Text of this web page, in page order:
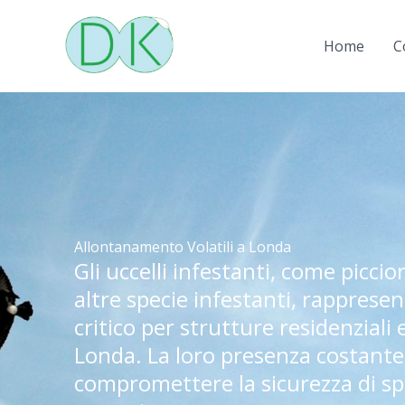
contenuto
Home
Allontanamento Volatili a Londa
Gli uccelli infestanti, come
altre specie infestanti,
critico per strutture residenziali
Londa. La loro presenza
compromettere la sicurezza di